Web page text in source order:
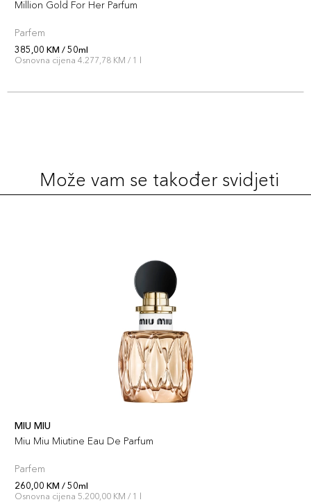
Million Gold For Her Parfum
Parfem
385,00 KM / 50ml
Osnovna cijena 4.277,78 KM / 1 l
Može vam se također svidjeti
MIU MIU
Miu Miu Miutine Eau De Parfum
Parfem
260,00 KM / 50ml
Osnovna cijena 5.200,00 KM / 1 l